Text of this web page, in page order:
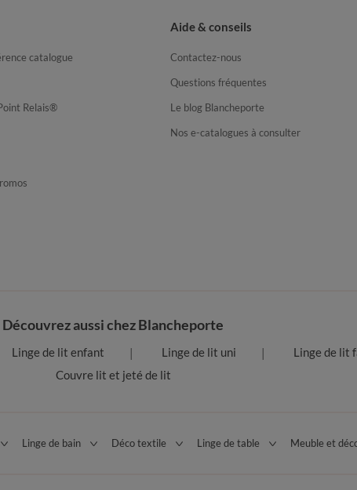
catalogue
Relais®
Aide & conseils
Contactez-nous
Questions fréquentes
Le blog Blancheporte
Nos e-catalogues à consulter
Découvrez aussi chez Blancheporte
Linge de lit enfant Linge de lit uni Linge de lit
Couvre lit et jeté de lit
Linge de bain Déco textile Linge de table Meuble et